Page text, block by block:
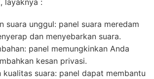
layaknya :
suara unggul: panel suara meredam
dan menyebarkan suara.
panel memungkinkan Anda
kesan privasi.
kualitas suara: panel dapat membantu